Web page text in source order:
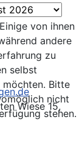
Wiese 15,
von ihnen
andere
zu
selbst
möchten. Bitte
nicht
stehen.